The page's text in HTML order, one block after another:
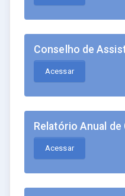
Conselho de
Acessar
Relatório Anual de
Acessar